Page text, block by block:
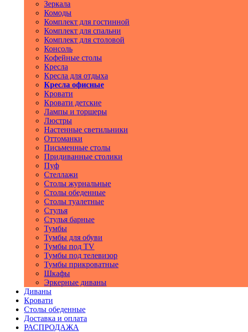
Зеркала
Комоды
Комплект для гостинной
Комплект для спальни
Комплект для столовой
Консоль
Кофейные столы
Кресла
Кресла для отдыха
Кресла офисные
Кровати
Кровати детские
Лампы и торшеры
Люстры
Настенные светильники
Оттоманки
Письменные столы
Придиванные столики
Пуф
Стеллажи
Столы журнальные
Столы обеденные
Столы туалетные
Стулья
Стулья барные
Тумбы
Тумбы для обуви
Тумбы под TV
Тумбы под телевизор
Тумбы прикроватные
Шкафы
Эркерные диваны
Диваны
Кровати
Столы обеденные
Доставка и оплата
РАСПРОДАЖА